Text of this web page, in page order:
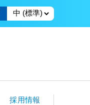
採用情報